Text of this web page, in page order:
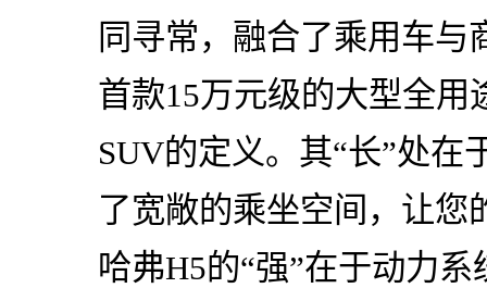
同寻常，融合了乘用车
首款15万元级的大型全用
SUV的定义。其“长”处在
了宽敞的乘坐空间，让您
哈弗H5的“强”在于动力